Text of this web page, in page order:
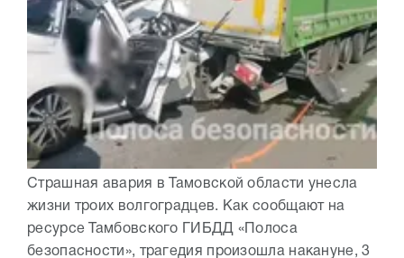
Страшная авария в Тамовской области унесла
жизни троих волгоградцев. Как сообщают на
ресурсе Тамбовского ГИБДД «Полоса
безопасности», трагедия произошла накануне, 3